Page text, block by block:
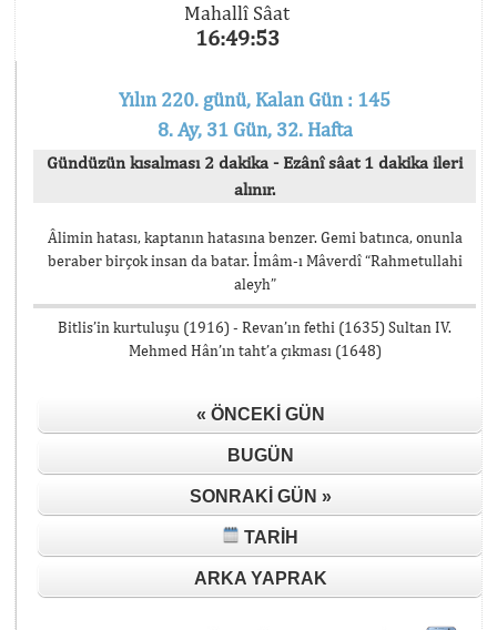
Mahallî Sâat
16:49:54
Yılın 220. günü, Kalan Gün : 145
8. Ay, 31 Gün, 32. Hafta
Gündüzün kısalması 2 dakika - Ezânî sâat 1 dakika ileri
alınır.
Âlimin hatası, kaptanın hatasına benzer. Gemi batınca, onunla
beraber birçok insan da batar. İmâm-ı Mâverdî “Rahmetullahi
aleyh”
Bitlis’in kurtuluşu (1916) - Revan’ın fethi (1635) Sultan IV.
Mehmed Hân’ın taht’a çıkması (1648)
« ÖNCEKI GÜN
BUGÜN
SONRAKI GÜN »
TARIH
ARKA YAPRAK